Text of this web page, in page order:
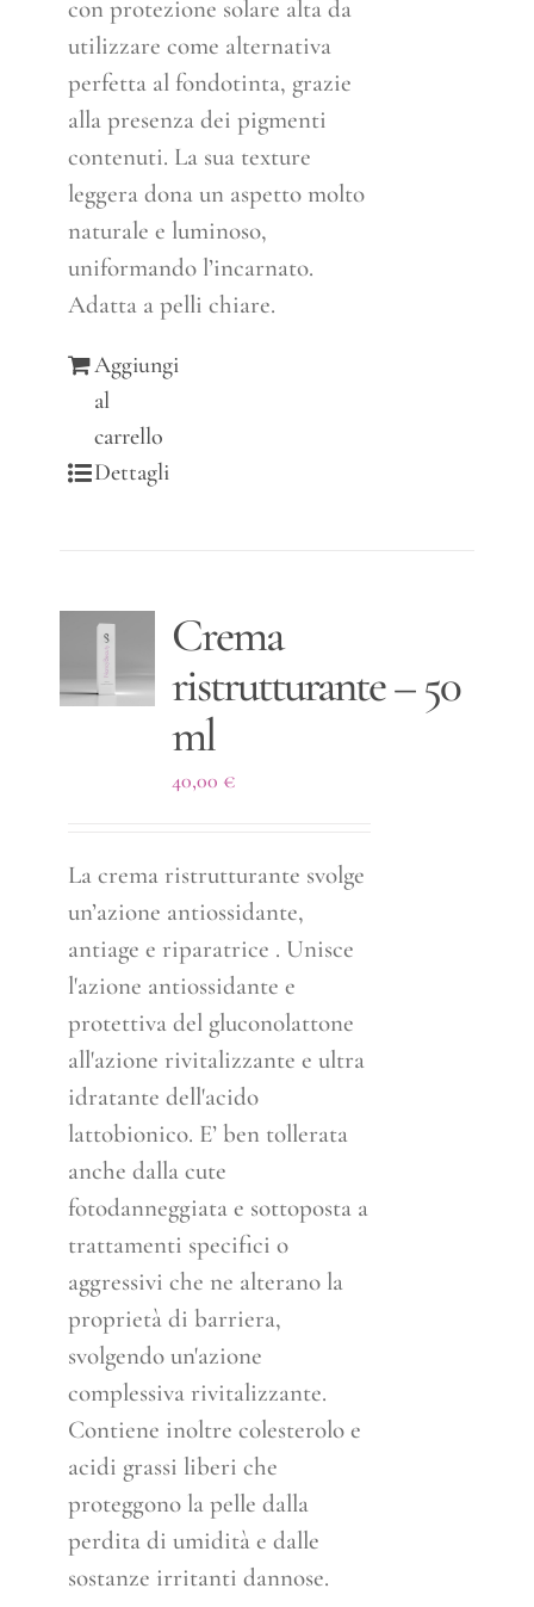
con protezione solare alta da
utilizzare come alternativa
perfetta al fondotinta, grazie
alla presenza dei pigmenti
contenuti. La sua texture
leggera dona un aspetto molto
naturale e luminoso,
uniformando l’incarnato.
Adatta a pelli chiare.
Aggiungi
al
carrello
Dettagli
Crema
ristrutturante – 50
ml
40,00 €
La crema ristrutturante svolge
un’azione antiossidante,
antiage e riparatrice . Unisce
l'azione antiossidante e
protettiva del gluconolattone
all'azione rivitalizzante e ultra
idratante dell'acido
lattobionico. E’ ben tollerata
anche dalla cute
fotodanneggiata e sottoposta a
trattamenti specifici o
aggressivi che ne alterano la
proprietà di barriera,
svolgendo un'azione
complessiva rivitalizzante.
Contiene inoltre colesterolo e
acidi grassi liberi che
proteggono la pelle dalla
perdita di umidità e dalle
sostanze irritanti dannose.